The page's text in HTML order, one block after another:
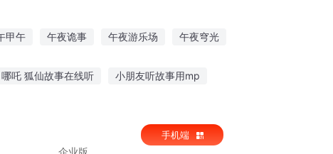
甲午 午夜诡事 午夜游乐场 午夜穹光
哪吒 狐仙故事在线听 小朋友听故事用mp
企业版
手机端